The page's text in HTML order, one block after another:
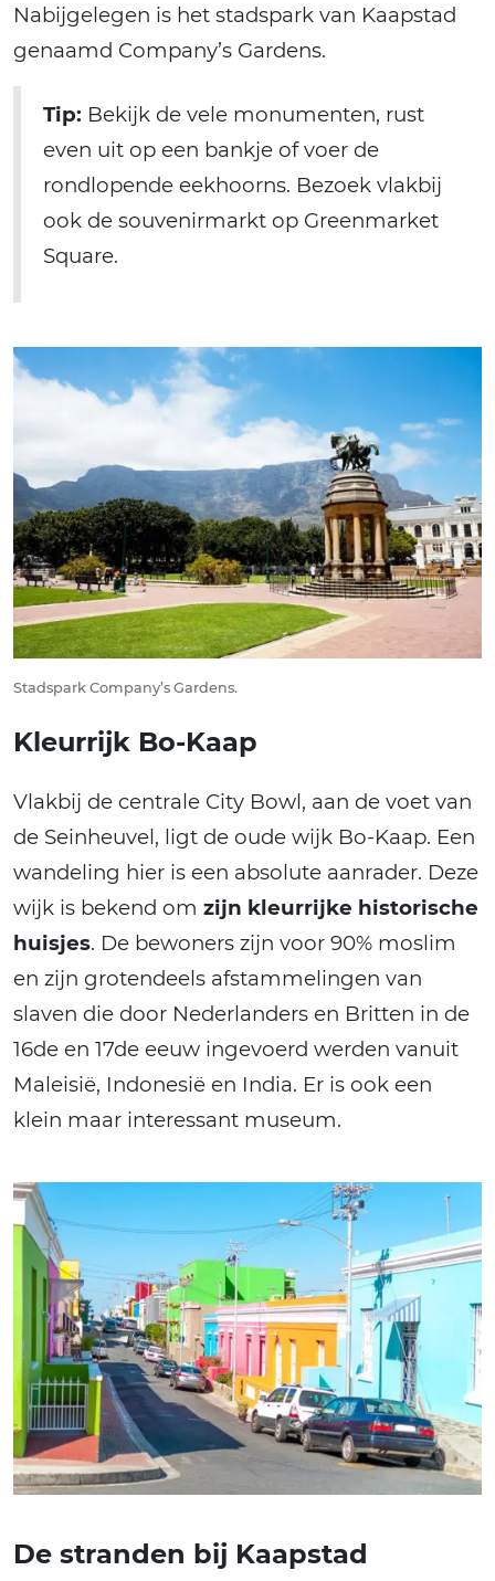
Nabijgelegen is het stadspark van Kaapstad
genaamd Company’s Gardens.
Tip: Bekijk de vele monumenten, rust
even uit op een bankje of voer de
rondlopende eekhoorns. Bezoek vlakbij
ook de souvenirmarkt op Greenmarket
Square.
Stadspark Company’s Gardens.
Kleurrijk Bo-Kaap
Vlakbij de centrale City Bowl, aan de voet van
de Seinheuvel, ligt de oude wijk Bo-Kaap. Een
wandeling hier is een absolute aanrader. Deze
wijk is bekend om zijn kleurrijke historische
huisjes. De bewoners zijn voor 90% moslim
en zijn grotendeels afstammelingen van
slaven die door Nederlanders en Britten in de
16de en 17de eeuw ingevoerd werden vanuit
Maleisië, Indonesië en India. Er is ook een
klein maar interessant museum.
De stranden bij Kaapstad